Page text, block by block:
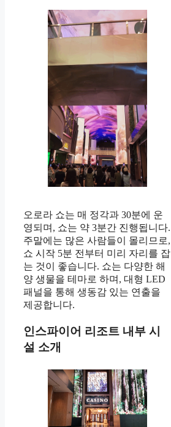
오로라 쇼는 매 정각과 30분에 운
영되며, 쇼는 약 3분간 진행됩니다.
주말에는 많은 사람들이 몰리므로,
쇼 시작 5분 전부터 미리 자리를 잡
는 것이 좋습니다. 쇼는 다양한 해
양 생물을 테마로 하며, 대형 LED
패널을 통해 생동감 있는 연출을
제공합니다.
인스파이어 리조트 내부 시
설 소개